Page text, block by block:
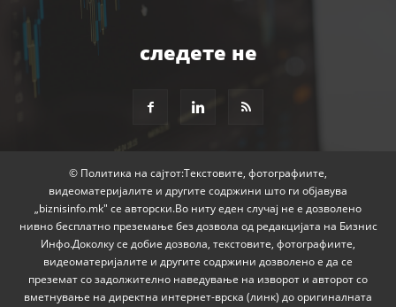
следете не
© Политика на сајтот:Текстовите, фотографиите,
видеоматеријалите и другите содржини што ги објавува
„biznisinfo.mk" се авторски.Во ниту еден случај не е дозволено
нивно бесплатно преземање без дозвола од редакцијата на Бизнис
Инфо.Доколку се добие дозвола, текстовите, фотографиите,
видеоматеријалите и другите содржини дозволено е да се
преземат со задолжително наведување на изворот и авторот со
вметнување на директна интернет-врска (линк) до оригиналната